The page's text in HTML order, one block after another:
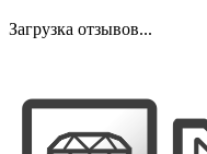
Загрузка отзывов...